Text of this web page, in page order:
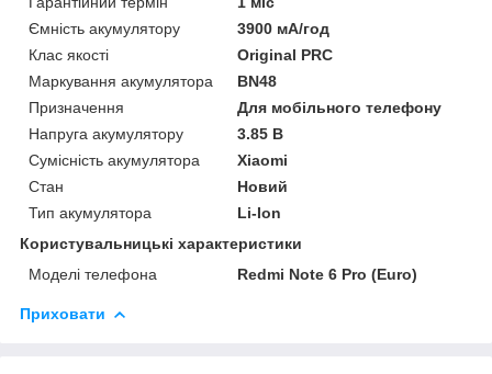
Ємність акумулятору
3900 мА/год
Клас якості
Original PRC
Маркування акумулятора
BN48
Призначення
Для мобільного телефону
Напруга акумулятору
3.85 В
Сумісність акумулятора
Xiaomi
Стан
Новий
Тип акумулятора
Li-Ion
Користувальницькі характеристики
Моделі телефона
Redmi Note 6 Pro (Euro)
Приховати